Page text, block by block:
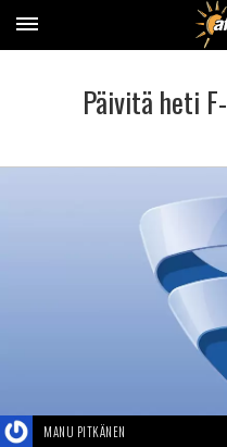
Päivitä heti
MANU PITKÄNEN